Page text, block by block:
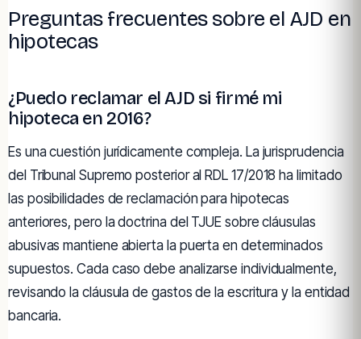
Preguntas frecuentes sobre el AJD en
hipotecas
¿Puedo reclamar el AJD si firmé mi
hipoteca en 2016?
Es una cuestión jurídicamente compleja. La jurisprudencia
del Tribunal Supremo posterior al RDL 17/2018 ha limitado
las posibilidades de reclamación para hipotecas
anteriores, pero la doctrina del TJUE sobre cláusulas
abusivas mantiene abierta la puerta en determinados
supuestos. Cada caso debe analizarse individualmente,
revisando la cláusula de gastos de la escritura y la entidad
bancaria.